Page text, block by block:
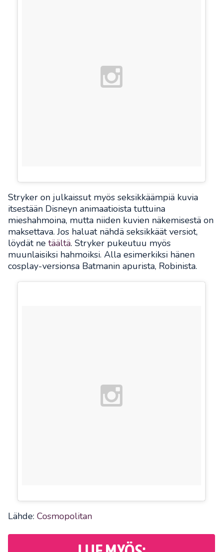
Stryker on julkaissut myös seksikkäämpiä kuvia
itsestään Disneyn animaatioista tuttuina
mieshahmoina, mutta niiden kuvien näkemisestä on
maksettava. Jos haluat nähdä seksikkäät versiot,
löydät ne täältä. Stryker pukeutuu myös
muunlaisiksi hahmoiksi. Alla esimerkiksi hänen
cosplay-versionsa Batmanin apurista, Robinista.
Lähde: Cosmopolitan